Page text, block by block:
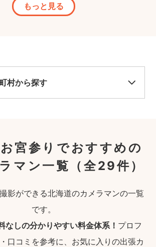
もっと見る
村から探す
宮参りでおすすめの
マン一覧
（全29件）
影ができる北海道のカメラマンの一覧
です。
しの分かりやすい料金体系！ プロフ
口コミを参考に、お気に入りの出張カ